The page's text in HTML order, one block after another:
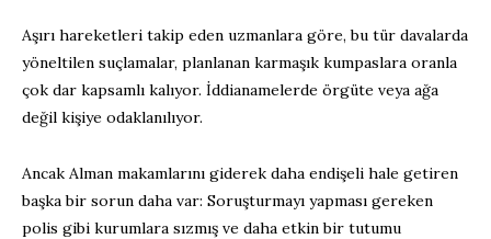
Aşırı hareketleri takip eden uzmanlara göre, bu tür davalarda
yöneltilen suçlamalar, planlanan karmaşık kumpaslara oranla
çok dar kapsamlı kalıyor. İddianamelerde örgüte veya ağa
değil kişiye odaklanılıyor.
Ancak Alman makamlarını giderek daha endişeli hale getiren
başka bir sorun daha var: Soruşturmayı yapması gereken
polis gibi kurumlara sızmış ve daha etkin bir tutumu